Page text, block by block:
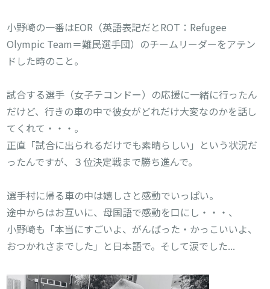
小野崎の一番はEOR（英語表記だとROT：Refugee
Olympic Team＝難民選手団）のチームリーダーをアテン
ドした時のこと。
試合する選手（女子テコンドー）の応援に一緒に行ったん
だけど、行きの車の中で彼女がどれだけ大変なのかを話し
てくれて・・・。
正直「試合に出られるだけでも素晴らしい」という状況だ
ったんですが、３位決定戦まで勝ち進んで。
選手村に帰る車の中は嬉しさと感動でいっぱい。
途中からはお互いに、母国語で感動を口にし・・・、
小野崎も「本当にすごいよ、がんばった・かっこいいよ、
おつかれさまでした」と日本語で。そして涙でした...